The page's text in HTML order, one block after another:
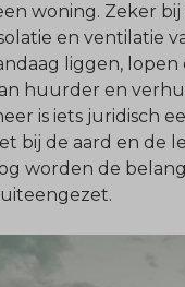
woning. Zeker
en ventilatie
liggen, lopen
huurder en
is iets juridisch
bij de aard en de
worden de